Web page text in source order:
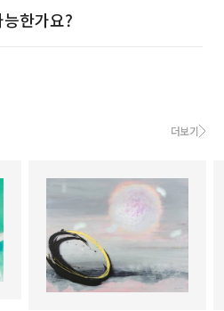
한가요?
더보기